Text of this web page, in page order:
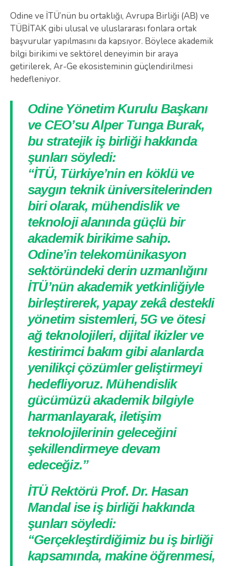
Odine ve İTÜ’nün bu ortaklığı, Avrupa Birliği (AB) ve
TÜBİTAK gibi ulusal ve uluslararası fonlara ortak
başvurular yapılmasını da kapsıyor. Böylece akademik
bilgi birikimi ve sektörel deneyimin bir araya
getirilerek, Ar-Ge ekosisteminin güçlendirilmesi
hedefleniyor.
Odine Yönetim Kurulu Başkanı
ve CEO’su Alper Tunga Burak,
bu stratejik iş birliği hakkında
şunları söyledi:
“İTÜ, Türkiye’nin en köklü ve
saygın teknik üniversitelerinden
biri olarak, mühendislik ve
teknoloji alanında güçlü bir
akademik birikime sahip.
Odine’in telekomünikasyon
sektöründeki derin uzmanlığını
İTÜ’nün akademik yetkinliğiyle
birleştirerek, yapay zekâ destekli
yönetim sistemleri, 5G ve ötesi
ağ teknolojileri, dijital ikizler ve
kestirimci bakım gibi alanlarda
yenilikçi çözümler geliştirmeyi
hedefliyoruz. Mühendislik
gücümüzü akademik bilgiyle
harmanlayarak, iletişim
teknolojilerinin geleceğini
şekillendirmeye devam
edeceğiz.”
İTÜ Rektörü Prof. Dr. Hasan
Mandal ise iş birliği hakkında
şunları söyledi:
“Gerçekleştirdiğimiz bu iş birliği
kapsamında, makine öğrenmesi,